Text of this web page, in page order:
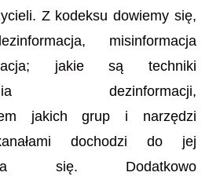
Z kodeksu dowiemy się,
misinformacja
jakie są techniki
dezinformacji,
jakich grup i narzędzi
dochodzi do jej
się. Dodatkowo